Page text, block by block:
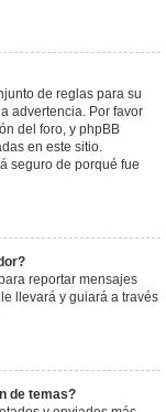
de reglas para su
advertencia. Por favor
del foro, y phpBB
en este sitio.
seguro de porqué fue
reportar mensajes
llevará y guiará a través
de temas?